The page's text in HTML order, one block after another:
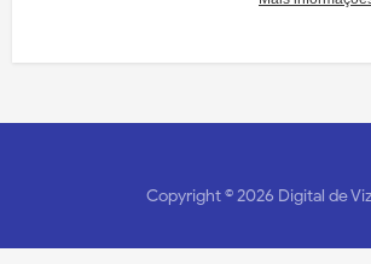
Copyright ©2026 Digital de